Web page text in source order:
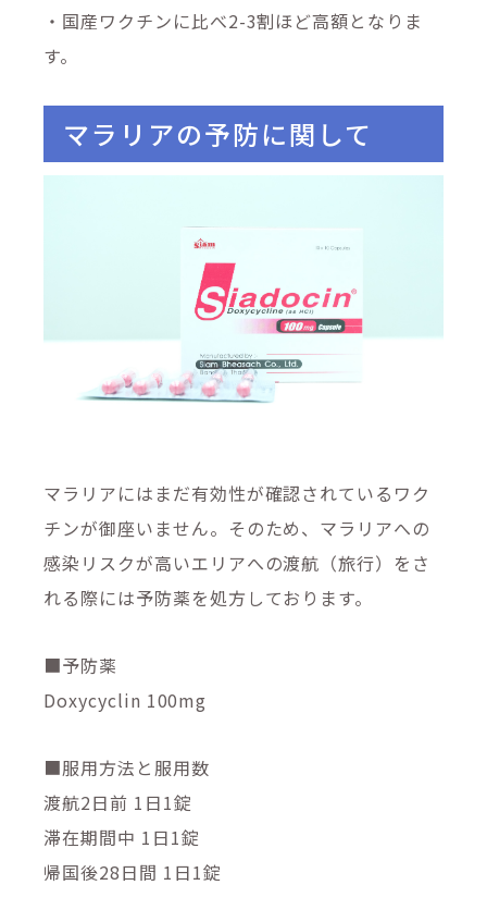
・国産ワクチンに比べ2-3割ほど高額となりま
す。
マラリアの予防に関して
マラリアにはまだ有効性が確認されているワク
チンが御座いません。そのため、マラリアへの
感染リスクが高いエリアへの渡航（旅行）をさ
れる際には予防薬を処方しております。
■予防薬
Doxycyclin 100mg
■服用方法と服用数
渡航2日前 1日1錠
滞在期間中 1日1錠
帰国後28日間 1日1錠